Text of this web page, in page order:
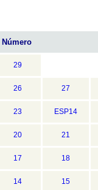
Número
29
26 27
23 ESP14
20 21
17 18
14 15